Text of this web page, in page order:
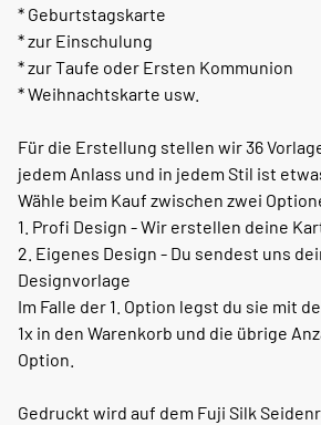
* Geburtstagskarte
* zur Einschulung
* zur Taufe oder Ersten Kommunion
* Weihnachtskarte usw.
Für die Erstellung stellen wir 36
jedem Anlass und in jedem Stil ist
Wähle beim Kauf zwischen zwei
1. Profi Design - Wir erstellen deine
2. Eigenes Design - Du sendest uns
Designvorlage
Im Falle der 1. Option legst du sie mit
1x in den Warenkorb und die übrige
Option.
Gedruckt wird auf dem Fuji Silk